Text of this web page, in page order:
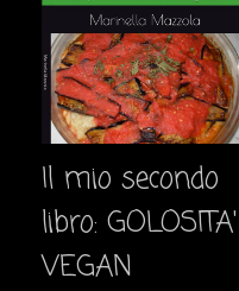
Il mio secondo
libro: GOLOSITA'
VEGAN